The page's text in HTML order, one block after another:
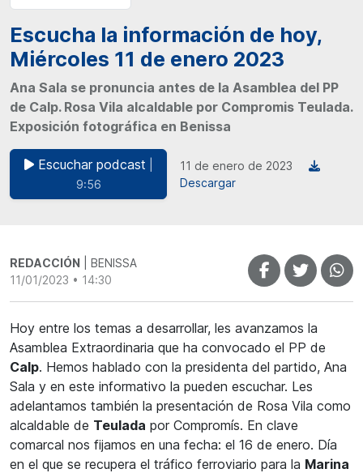
Escucha la información de hoy,
Miércoles 11 de enero 2023
Ana Sala se pronuncia antes de la Asamblea del PP
de Calp. Rosa Vila alcaldable por Compromis Teulada.
Exposición fotográfica en Benissa
Escuchar podcast
9:56
11 de enero de 2023
Descargar
REDACCIÓN | BENISSA
11/01/2023 • 14:30
Hoy entre los temas a desarrollar, les avanzamos la
Asamblea Extraordinaria que ha convocado el PP de
Calp. Hemos hablado con la presidenta del partido, Ana
Sala y en este informativo la pueden escuchar. Les
adelantamos también la presentación de Rosa Vila como
alcaldable de Teulada por Compromís. En clave
comarcal nos fijamos en una fecha: el 16 de enero. Día
en el que se recupera el tráfico ferroviario para la Marina